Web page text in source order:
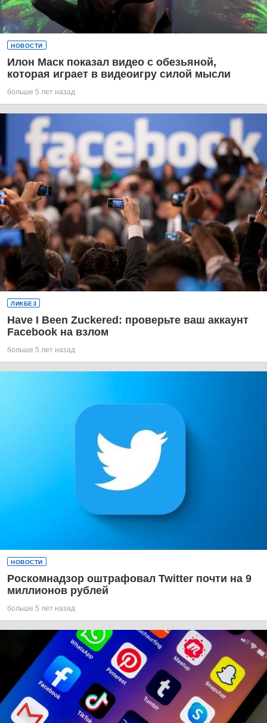
НОВОСТИ
Илон Маск показал видео с обезьяной,
которая играет в видеоигру силой мысли
больше 5 лет назад
ЛИКБЕЗ
Have I Been Zuckered: проверьте ваш аккаунт
Facebook на взлом
больше 5 лет назад
НОВОСТИ
Роскомнадзор оштрафовал Twitter почти на 9
миллионов рублей
больше 5 лет назад